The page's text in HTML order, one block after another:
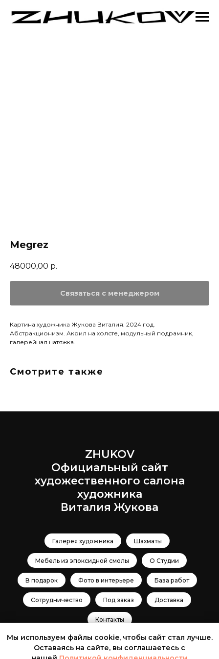
Megrez
48000,00 р.
Связаться с менеджером
Картина художника Жукова Виталия. 2024 год.
Абстракционизм. Акрил на холсте, модульный подрамник,
галерейная натяжка.
Смотрите также
Мы используем файлы cookie, чтобы сайт стал лучше.
Оставаясь на сайте, вы соглашаетесь с
ZHUKOV
Официальный сайт
художественного салона
художника
Виталия Жукова
Галерея художника Шахматы
Мебель из эпоксидной смолы О Студии
В подарок Фото в интерьере База работ
Сотрудничество Под заказ Доставка
Контакты
© ZHUKOV 2024-2026